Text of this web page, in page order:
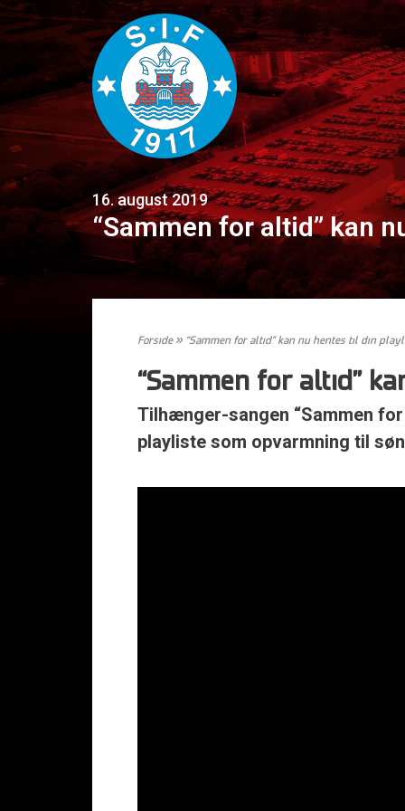
16. august 2019
“Sammen for altid” kan
Forside» “Sammen for altid” kan nu hentes til din
“Sammen for altid”
Tilhænger-sangen “Sammen
playliste som opvarmning til